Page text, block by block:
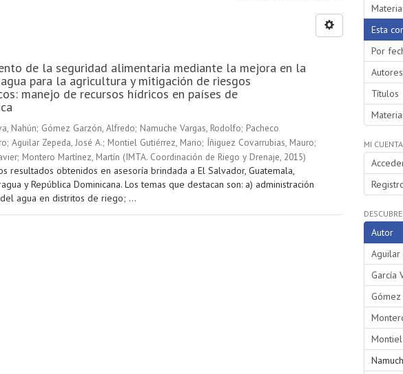
de la seguridad alimentaria mediante la mejora en la
para la agricultura y mitigación de riesgos
manejo de recursos hídricos en países de
Nahún; Gómez Garzón, Alfredo; Namuche Vargas, Rodolfo; Pacheco
; Aguilar Zepeda, José A.; Montiel Gutiérrez, Mario; Íñiguez Covarrubias, Mauro;
; Montero Martínez, Martín (IMTA. Coordinación de Riego y Drenaje, 2015)
resultados obtenidos en asesoría brindada a El Salvador, Guatemala,
y República Dominicana. Los temas que destacan son: a) administración
agua en distritos de riego; ...
Esta
Por
Autores
Títulos
MI CUENTA
DESCUBRE
Autor
Aguilar
García